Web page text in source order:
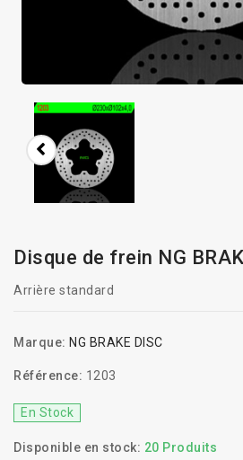
Disque de frein NG
Arrière standard
Marque: NG BRAKE DISC
Référence: 1203
En Stock
Disponible en stock: 20 Produits